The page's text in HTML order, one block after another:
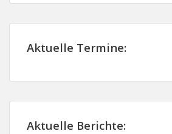
Aktuelle Termine:
Aktuelle Berichte: